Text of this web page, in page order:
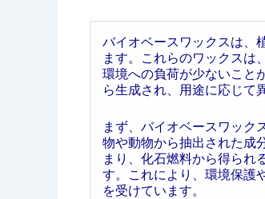
バイオベースワックスは、
ます。これらのワックスは
環境への負荷が少ないこと
ら生成され、用途に応じて
まず、バイオベースワック
物や動物から抽出された成
まり、化石燃料から得られ
す。これにより、環境保護
を受けています。